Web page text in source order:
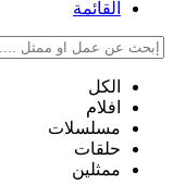
القائمة
الكل
افلام
مسلسلات
حلقات
ممثلين